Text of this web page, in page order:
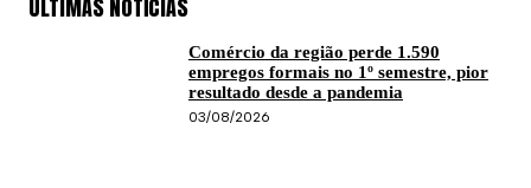
ÚLTIMAS NOTÍCIAS
Comércio da região perde 1.590
empregos formais no 1º semestre, pior
resultado desde a pandemia
03/08/2026